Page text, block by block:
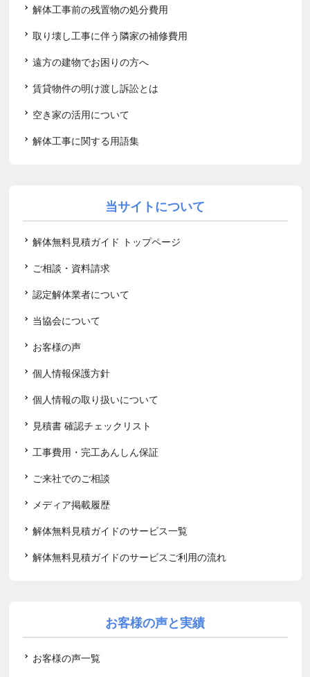
解体工事前の残置物の処分費用
取り壊し工事に伴う隣家の補修費用
遠方の建物でお困りの方へ
賃貸物件の明け渡し訴訟とは
空き家の活用について
解体工事に関する用語集
当サイトについて
解体無料見積ガイド トップページ
ご相談・資料請求
認定解体業者について
当協会について
お客様の声
個人情報保護方針
個人情報の取り扱いについて
見積書 確認チェックリスト
工事費用・完工あんしん保証
ご来社でのご相談
メディア掲載履歴
解体無料見積ガイドのサービス一覧
解体無料見積ガイドのサービスご利用の流れ
お客様の声と実績
お客様の声一覧